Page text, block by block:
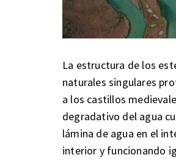
La estructura de los
naturales singulares
a los castillos
degradativo del agua
lámina de agua en el
interior y funcionando